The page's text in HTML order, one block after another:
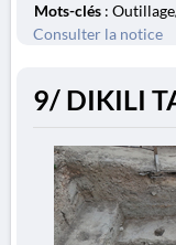
Mots-clés :
Consulter la notice
9/ DIKILI